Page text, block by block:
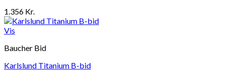
1.356 Kr.
Vis
Baucher Bid
Karlslund Titanium B-bid